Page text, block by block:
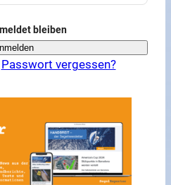
bleiben
Passwort vergessen?